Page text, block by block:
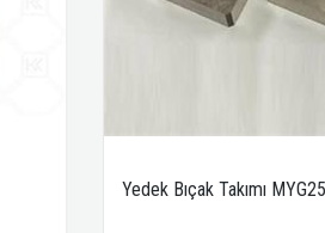
Yedek Bıçak Takımı MYG25